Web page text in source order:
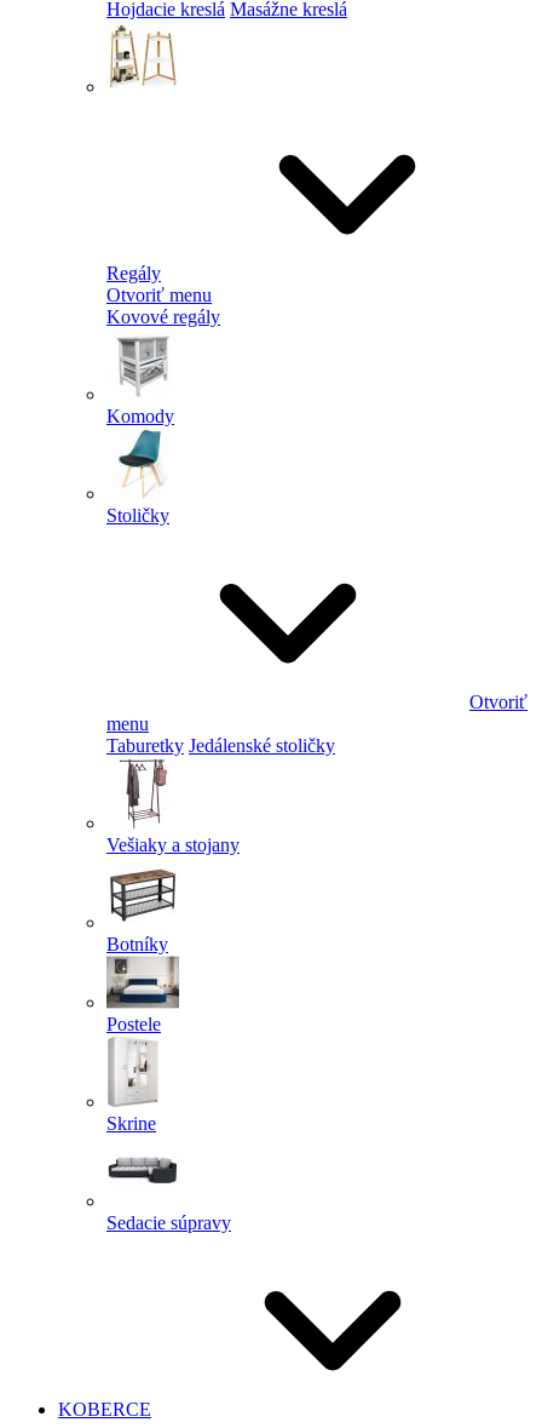
Hojdacie kreslá Masážne kreslá
Regály
Otvoriť menu
Kovové regály
Komody
Stoličky
Otvoriť
menu
Taburetky Jedálenské stoličky
Vešiaky a stojany
Botníky
Postele
Skrine
Sedacie súpravy
KOBERCE